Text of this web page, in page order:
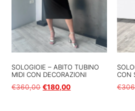
SOLOGIOIE – ABITO TUBINO
MIDI CON DECORAZIONI
€360,00 €180,00
CON
€